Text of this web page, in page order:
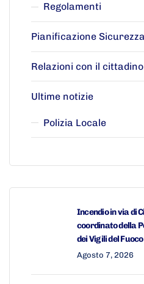
Regolamenti
Pianificazione
Relazioni con il cittadino
Ultime notizie
Polizia Locale
Incendio in via di
coordinato della
dei Vigili del Fuoco
Agosto 7, 2026